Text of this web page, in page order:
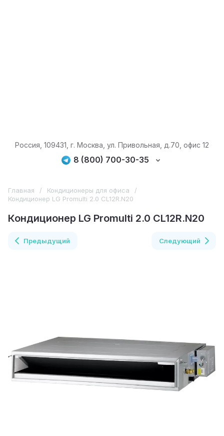
Россия, 109431, г. Москва, ул. Привольная, д.70, офис 12
8 (800) 700-30-35
Главная / Кондиционеры для офиса
/
Кондиционер LG Promulti 2.0 CL12R.N20
Кондиционер LG Promulti 2.0 CL12R.N20
Предыдущий Следующий